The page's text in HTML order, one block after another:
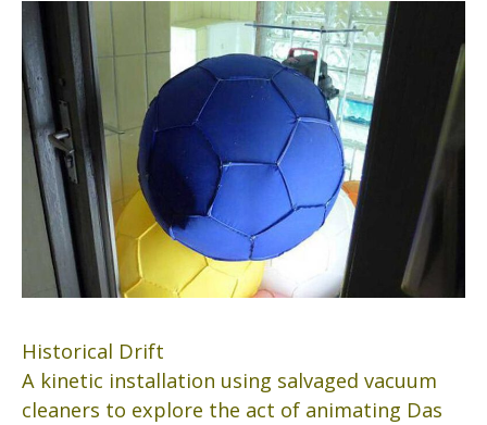
Historical Drift
A kinetic installation using salvaged vacuum
cleaners to explore the act of animating Das